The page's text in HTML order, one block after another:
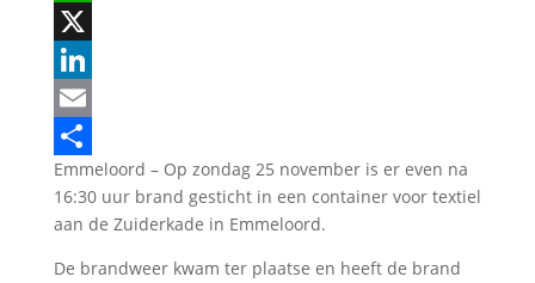
WhatsApp
X
LinkedIn
Email
Delen
Emmeloord – Op zondag 25 november is er even na
16:30 uur brand gesticht in een container voor textiel
aan de Zuiderkade in Emmeloord.
De brandweer kwam ter plaatse en heeft de brand